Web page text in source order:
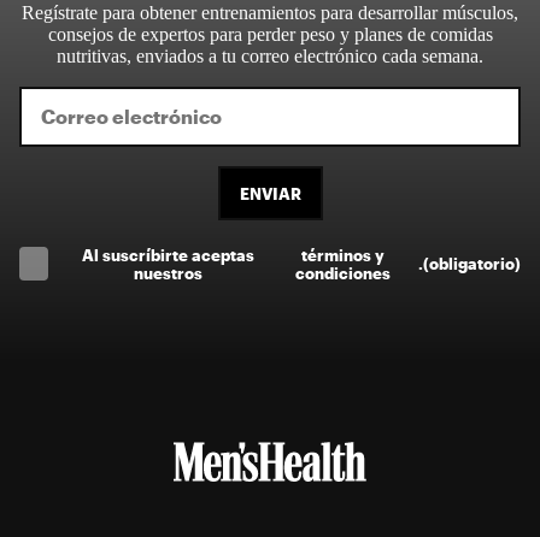
Regístrate para obtener entrenamientos para desarrollar músculos,
consejos de expertos para perder peso y planes de comidas
nutritivas, enviados a tu correo electrónico cada semana.
ENVIAR
Al suscríbirte aceptas
nuestros
términos y
condiciones
.(obligatorio)